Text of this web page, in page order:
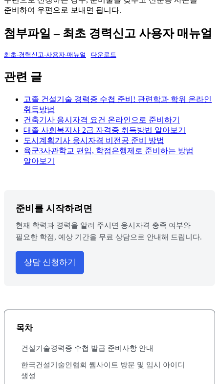
준비하여 우편으로 보내면 됩니다.
첨부파일 – 최초 경력신고 사용자 매뉴얼
최초-경력신고-사용자-매뉴얼 다운로드
관련 글
고졸 건설기술 경력증 수첩 준비! 관련학과 학위 온라인
취득방법
건축기사 응시자격 요건 온라인으로 준비하기
대졸 사회복지사 2급 자격증 취득방법 알아보기
도시계획기사 응시자격 비전공 준비 방법
육군3사관학교 편입, 학점은행제로 준비하는 방법
알아보기
준비를 시작하려면
현재 학력과 경력을 알려 주시면 응시자격 충족 여부와
필요한 학점, 예상 기간을 무료 상담으로 안내해 드립니다.
상담 신청하기
목차
건설기술경력증 수첩 발급 준비사항 안내
한국건설기술인협회 웹사이트 방문 및 임시 아이디
생성